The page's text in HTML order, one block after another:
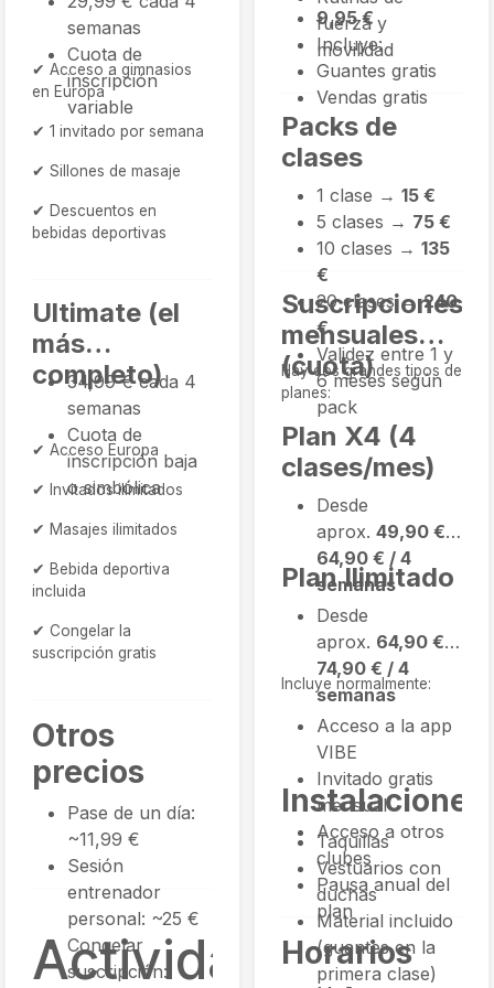
semanas
Cuota de
inscripción
variable
✔ Acceso a gimnasios
en Europa
✔ 1 invitado por semana
✔ Sillones de masaje
✔ Descuentos en
bebidas deportivas
Ultimate (el
más
completo)
34,99 € cada 4
semanas
Cuota de
inscripción baja
o simbólica
✔ Acceso Europa
✔ Invitados ilimitados
✔ Masajes ilimitados
✔ Bebida deportiva
incluida
✔ Congelar la
suscripción gratis
Otros
precios
Pase de un día:
~11,99 €
Sesión
entrenador
personal: ~25 €
Congelar
suscripción:
Actividades
fuerza y
movilidad
9,95 €
Incluye:
Guantes gratis
Vendas gratis
Packs de
clases
1 clase → 15 €
5 clases → 75 €
10 clases → 135
€
20 clases →240
€
Validez entre 1 y
6 meses según
pack
Suscripciones
mensuales
(cuota)
Hay dos grandes tipos de
planes:
Plan X4 (4
clases/mes)
Desde
aprox. 49,90 € –
64,90 € / 4
semanas
Plan Ilimitado
Desde
aprox. 64,90 € –
74,90 € / 4
semanas
Incluye normalmente:
Acceso a la app
VIBE
Invitado gratis
mensual
Acceso a otros
clubes
Pausa anual del
plan
Instalaciones
Taquillas
Vestuarios con
duchas
Material incluido
(guantes en la
primera clase)
Horarios